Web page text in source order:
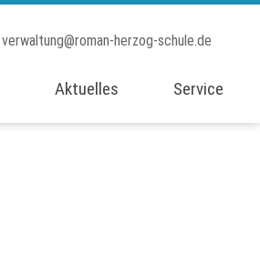
verwaltung@roman-herzog-schule.de
Aktuelles Service